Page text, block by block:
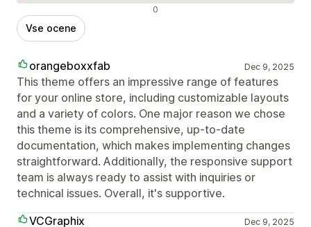
Negativne ocene 0
Vse ocene
orangeboxxfab Dec 9, 2025
This theme offers an impressive range of features
for your online store, including customizable layouts
and a variety of colors. One major reason we chose
this theme is its comprehensive, up-to-date
documentation, which makes implementing changes
straightforward. Additionally, the responsive support
team is always ready to assist with inquiries or
technical issues. Overall, it's supportive.
VCGraphix
Dec 9, 2025